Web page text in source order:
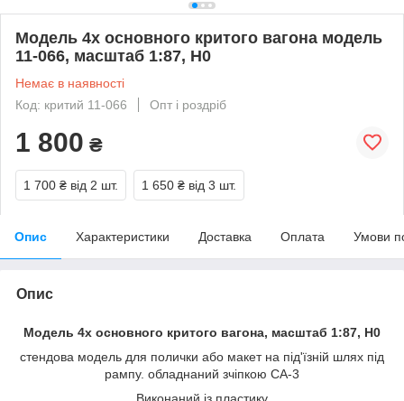
Модель 4х основного критого вагона модель
11-066, масштаб 1:87, H0
Немає в наявності
Код: критий 11-066
Опт і роздріб
1 800 ₴
1 700 ₴ від 2 шт. 1 650 ₴ від 3 шт.
Опис Характеристики Доставка Оплата Умови
Опис
Модель 4х основного критого вагона, масштаб 1:87, H0
стендова модель для полички або макет на під'їзній шлях під
рампу. обладнаний зчіпкою СА-3
Виконаний із пластику